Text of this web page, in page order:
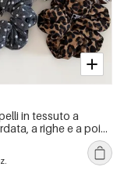
in tessuto a
a righe e a pois,
serie Simple.